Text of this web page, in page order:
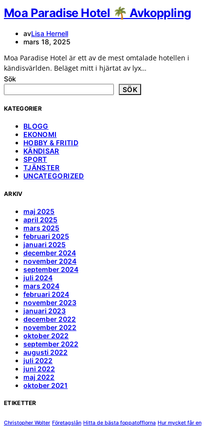
Moa Paradise Hotel 🌴 Avkoppling
avLisa Hernell
mars 18, 2025
Moa Paradise Hotel är ett av de mest omtalade hotellen i
kändisvärlden. Beläget mitt i hjärtat av lyx…
Sök
SÖK
KATEGORIER
BLOGG
EKONOMI
HOBBY & FRITID
KÄNDISAR
SPORT
TJÄNSTER
UNCATEGORIZED
ARKIV
maj 2025
april 2025
mars 2025
februari 2025
januari 2025
december 2024
november 2024
september 2024
juli 2024
mars 2024
februari 2024
november 2023
januari 2023
december 2022
november 2022
oktober 2022
september 2022
augusti 2022
juli 2022
juni 2022
maj 2022
oktober 2021
ETIKETTER
Christopher Wolter Företagslån Hitta de bästa foppatofflorna Hur mycket får en